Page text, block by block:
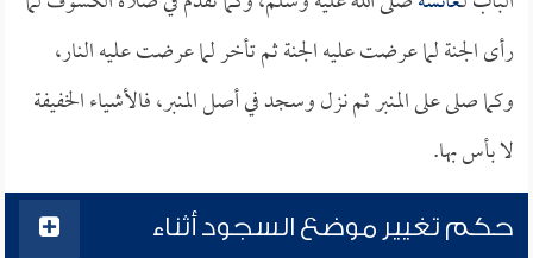
رأى الجنة لما عرضت عليه الجنة ثم تأخر لما عرضت عليه النار،
وكما صلى على المنبر ثم نزل وسجد في أصل المنبر، فالأشياء الخفيفة
لا بأس بها.
حكم تغيير موضع السجود أثناء